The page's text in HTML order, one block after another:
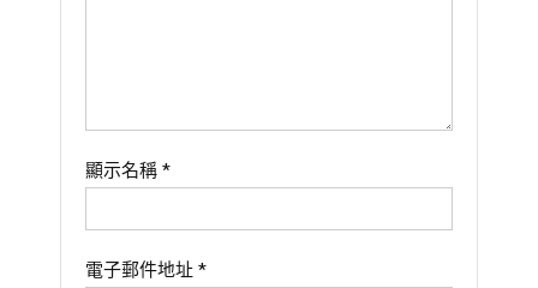
顯示名稱 *
電子郵件地址 *